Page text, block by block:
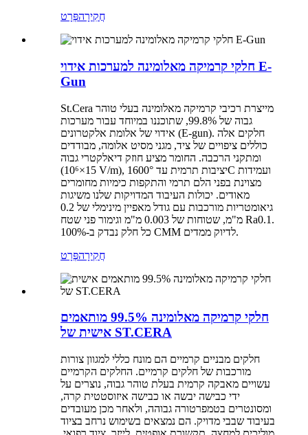
חֲקִירָהפְּרָט
חלקי קרמיקה מאלומינה למערכות אידוי E-
Gun
St.Cera מייצרת רכיבי קרמיקה מאלומינה בעלי טוהר
גבוה של 99.8%, שתוכננו במיוחד עבור מערכות
אידוי של אלומת אלקטרונים (E-gun). חלקים אלה
כוללים ציפויים של ציד, מגני מסיט אלומה, מבודדים
ומתקני הרכבה. החומר מציע חוזק דיאלקטרי גבוה
(15×10⁶ V/m), יציבות תרמית עד 1600°C ועמידות
מצוינת בפני הלם תרמי והתקפות כימיות מחומרים
מאודים. יכולות העיבוד המדויקות שלנו משיגות
גיאומטריות מורכבות עם גודל מאפיין מינימלי של 0.2
מ"מ, שטוחות של 0.003 מ"מ וגימור פני שטח Ra0.1.
כל חלק נבדק ב-100% CMM לדיוק ממדים.
חֲקִירָהפְּרָט
חלקי קרמיקה מאלומינה 99.5% מותאמים
אישית של ST.CERA
חלקים מבניים קרמיים הם מונח כללי למגוון צורות
מורכבות של חלקים קרמיים. החלקים הקרמיים
עשויים מאבקה קרמית בעלת טוהר גבוה, נוצרים על
ידי כבישה יבשה או כבישה איזוסטטית קרה,
ומסונטרים בטמפרטורה גבוהה, ולאחר מכן מעובדים
בעיבוד שבבי מדויק. הם נמצאים בשימוש נרחב בציוד